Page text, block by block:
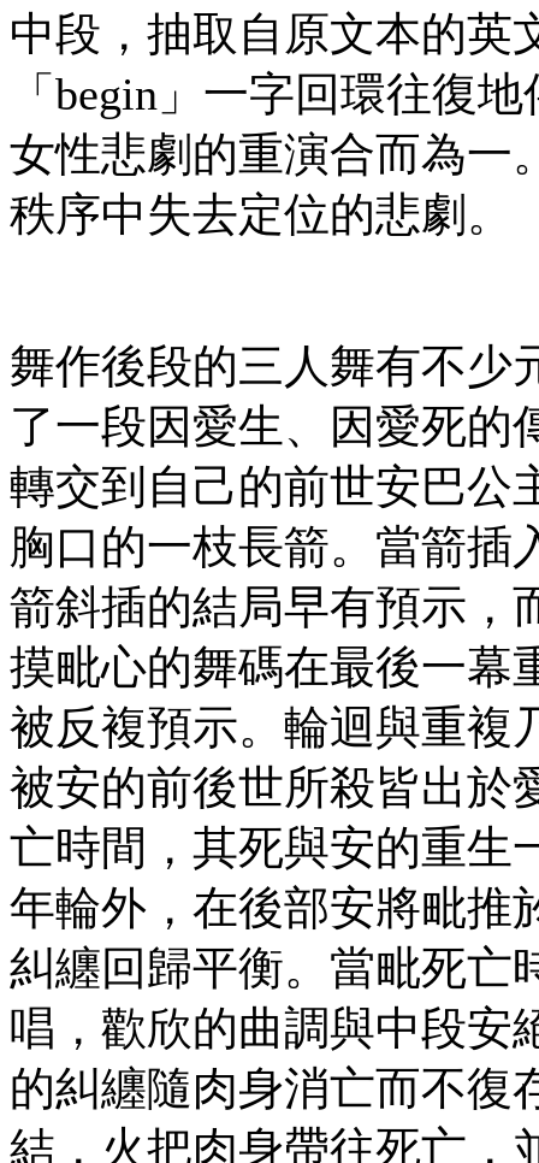
中段，抽取自原文本的英
「begin」一字回環往復
女性悲劇的重演合而為一
秩序中失去定位的悲劇。
舞作後段的三人舞有不少
了一段因愛生、因愛死的
轉交到自己的前世安巴公
胸口的一枝長箭。當箭插
箭斜插的結局早有預示，
摸毗心的舞碼在最後一幕
被反複預示。輪迴與重複
被安的前後世所殺皆出於
亡時間，其死與安的重生
年輪外，在後部安將毗推
糾纏回歸平衡。當毗死亡
唱，歡欣的曲調與中段安
的糾纏隨肉身消亡而不復
結，火把肉身帶往死亡，